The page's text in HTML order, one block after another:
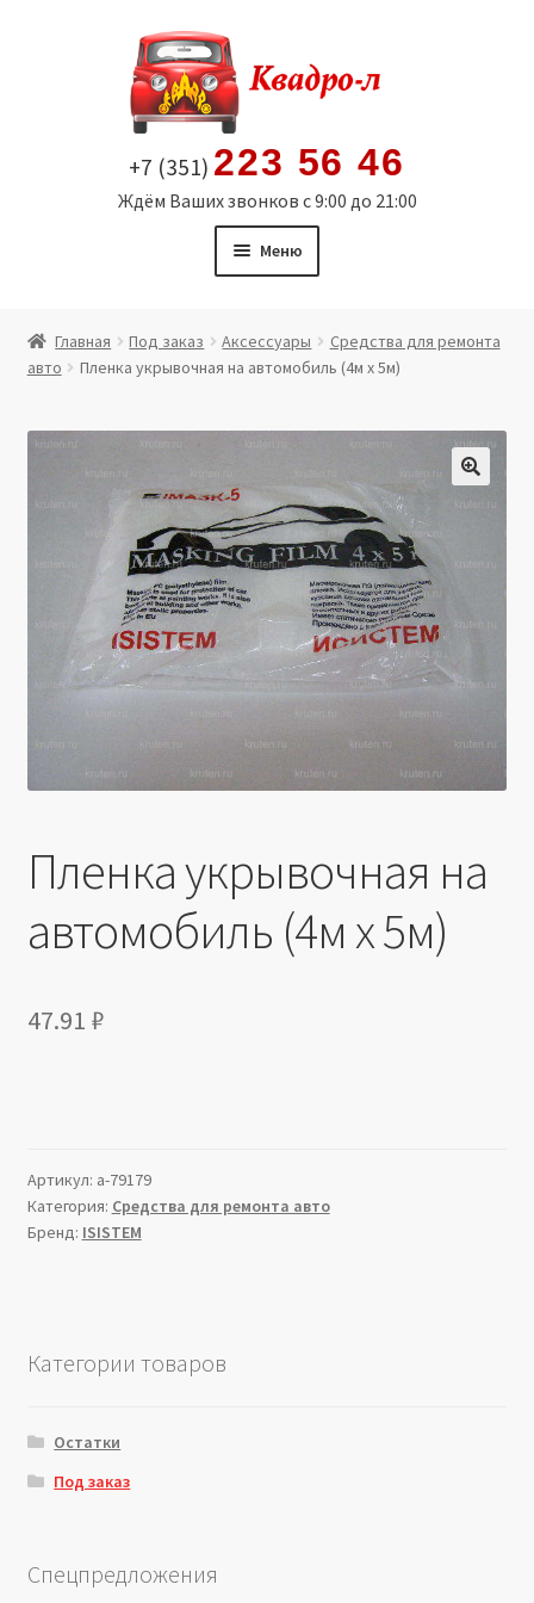
содержимому
+7 (351) 223 56 46
Ждём Ваших звонков с 9:00 до 21:00
Меню
Витрина
Мой аккаунт
Политика в отношении обработки персональных
Производители
Юридические данные
Главная Под заказ Аксессуары
Средства для ремонта
авто
Пленка укрывочная на автомобиль (4м х 5м)
🔍
Пленка укрывочная на
автомобиль (4м х 5м)
47.91 ₽
Артикул: a-79179
Категория: Средства для ремонта авто
Бренд: ISISTEM
Категории товаров
Остатки
Под заказ
Спецпредложения